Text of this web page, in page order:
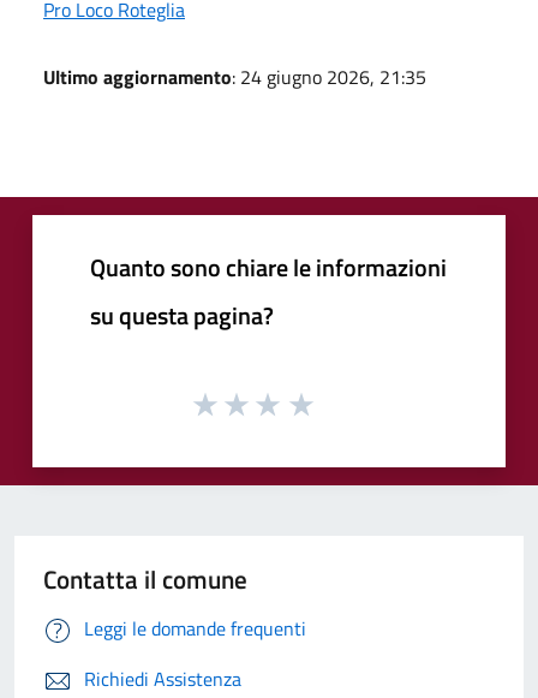
Pro Loco Roteglia
Ultimo aggiornamento: 24 giugno 2026, 21:35
Quanto sono chiare le informazioni
su questa pagina?
Contatta il comune
Leggi le domande frequenti
Richiedi Assistenza